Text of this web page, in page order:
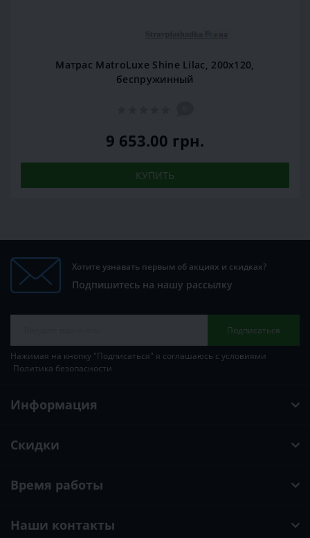
Матрас MatroLuxe Shine Lilac, 200x120,
беспружинный
9 653.00 грн.
КУПИТЬ
Хотите узнавать первым об акциях и скидках?
Подпишитесь на нашу рассылку
Подписаться
Нажимая на кнопку "Подписаться" я соглашаюсь с условиями
Политика безопасности
Информация
Скидки
Время работы
Наши контакты